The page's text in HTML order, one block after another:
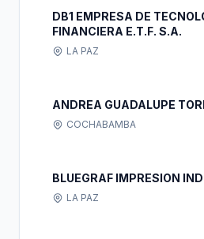
DB1 EMPRESA DE
FINANCIERA E.T.F. S.A.
LA PAZ
ANDREA GUADALUPE
COCHABAMBA
BLUEGRAF IMPRESION
LA PAZ